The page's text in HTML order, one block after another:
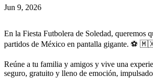
Jun 9, 2026
En la Fiesta Futbolera de Soledad, queremos
partidos de México en pantalla gigante. ⚽
Reúne a tu familia y amigos y vive una
seguro, gratuito y lleno de emoción,